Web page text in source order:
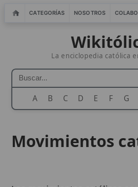
CATEGORÍAS NOSOTROS COLABORA
Wikitólica
La enciclopedia católica en
A B C D E F G H